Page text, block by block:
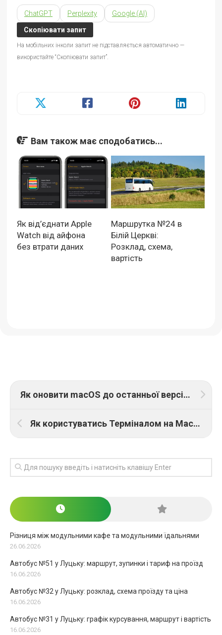
ChatGPT Perplexity Google (AI)
Скопіювати запит
На мобільних інколи запит не підставляється автоматично —
використайте “Скопіювати запит”.
Вам також має сподобатись...
Як від’єднати Apple
Watch від айфона
без втрати даних
Маршрутка №24 в
Білій Церкві:
Розклад, схема,
вартість
Як оновити macOS до останньої версії без помилок
Як користуватись Терміналом на Mac: базові команди для початківців
Різниця між модульними кафе та модульними їдальнями
26.06.2026
Автобус №51 у Луцьку: маршрут, зупинки і тариф на проїзд
16.06.2026
Автобус №32 у Луцьку: розклад, схема проїзду та ціна
16.06.2026
Автобус №31 у Луцьку: графік курсування, маршрут і вартість
16.06.2026